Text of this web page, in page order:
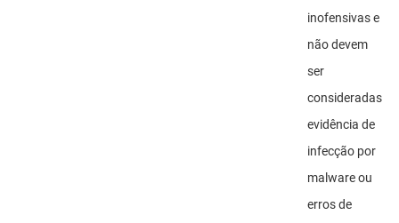
inofensivas e
não devem
ser
consideradas
evidência de
infecção por
malware ou
erros de